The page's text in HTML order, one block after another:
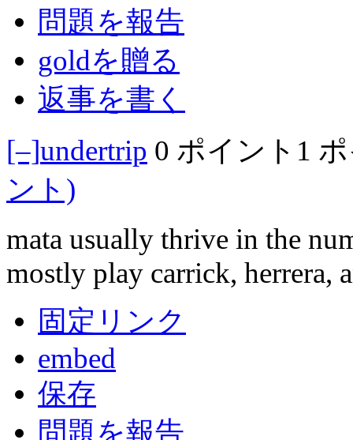
問題を報告
goldを贈る
返事を書く
[–]undertrip 0 ポイント 1
ント)
mata usually thrive in the
mostly play carrick, herrera,
固定リンク
embed
保存
問題を報告